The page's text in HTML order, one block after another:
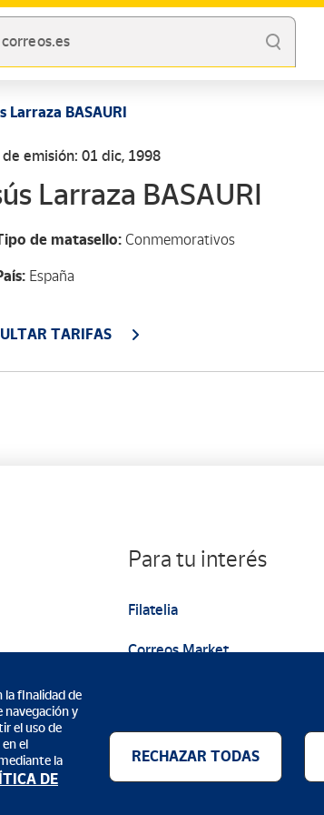
correos.es
Larraza BASAURI
de emisión: 01 dic, 1998
Larraza BASAURI
de matasello: Conmemorativos
España
TARIFAS
Para tu interés
Filatelia
Correos Market
la finalidad de
navegación y
el uso de
el
la
DE
RECHAZAR TODAS